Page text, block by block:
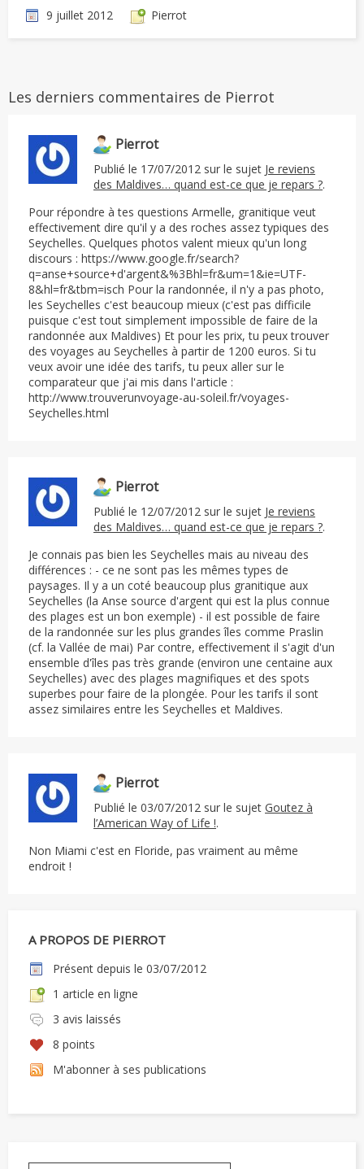
9 juillet 2012
Pierrot
Les derniers commentaires de Pierrot
Pierrot
Publié le 17/07/2012 sur le sujet Je reviens
des Maldives… quand est-ce que je repars ?.
Pour répondre à tes questions Armelle, granitique veut
effectivement dire qu'il y a des roches assez typiques des
Seychelles. Quelques photos valent mieux qu'un long
discours : https://www.google.fr/search?
q=anse+source+d'argent&%3Bhl=fr&um=1&ie=UTF-
8&hl=fr&tbm=isch Pour la randonnée, il n'y a pas photo,
les Seychelles c'est beaucoup mieux (c'est pas difficile
puisque c'est tout simplement impossible de faire de la
randonnée aux Maldives) Et pour les prix, tu peux trouver
des voyages au Seychelles à partir de 1200 euros. Si tu
veux avoir une idée des tarifs, tu peux aller sur le
comparateur que j'ai mis dans l'article :
http://www.trouverunvoyage-au-soleil.fr/voyages-
Seychelles.html
Pierrot
Publié le 12/07/2012 sur le sujet Je reviens
des Maldives… quand est-ce que je repars ?.
Je connais pas bien les Seychelles mais au niveau des
différences : - ce ne sont pas les mêmes types de
paysages. Il y a un coté beaucoup plus granitique aux
Seychelles (la Anse source d'argent qui est la plus connue
des plages est un bon exemple) - il est possible de faire
de la randonnée sur les plus grandes îles comme Praslin
(cf. la Vallée de mai) Par contre, effectivement il s'agit d'un
ensemble d'îles pas très grande (environ une centaine aux
Seychelles) avec des plages magnifiques et des spots
superbes pour faire de la plongée. Pour les tarifs il sont
assez similaires entre les Seychelles et Maldives.
Pierrot
Publié le 03/07/2012 sur le sujet Goutez à
l’American Way of Life !.
Non Miami c'est en Floride, pas vraiment au même
endroit !
A PROPOS DE PIERROT
Présent depuis le 03/07/2012
1 article en ligne
3 avis laissés
8 points
M'abonner à ses publications